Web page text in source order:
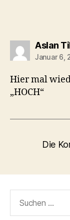
Aslan
Januar 6,
Hier mal
„HOCH“
Die
nach: